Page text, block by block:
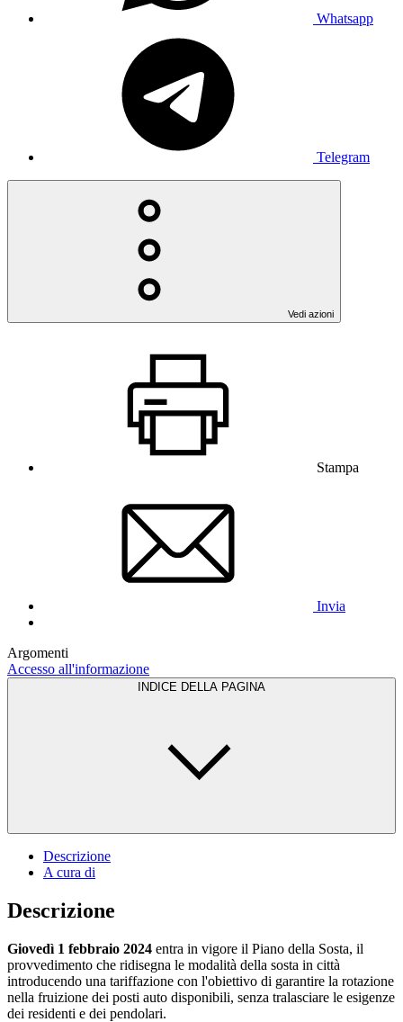
Whatsapp
Telegram
Vedi azioni
Stampa
Invia
Argomenti
Accesso all'informazione
INDICE DELLA PAGINA
Descrizione
A cura di
Descrizione
Giovedì 1 febbraio 2024 entra in vigore il Piano della Sosta, il
provvedimento che ridisegna le modalità della sosta in città
introducendo una tariffazione con l'obiettivo di garantire la rotazione
nella fruizione dei posti auto disponibili, senza tralasciare le esigenze
dei residenti e dei pendolari.